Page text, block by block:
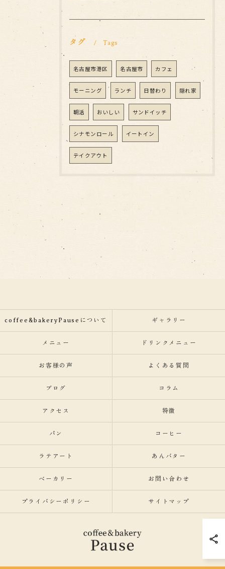
タグ Tags
名古屋市港区 名古屋市 カフェ
モーニング ランチ 日替わり 隠れ家
朝活 おいしい サンドイッチ
シナモンロール イートイン
テイクアウト
coffee&bakeryPauseについて ギャラリー
メニュー ドリンクメニュー
お客様の声 よくある質問
ブログ コラム
アクセス 特徴
パン コーヒー
ラテアート あんバター
ベーカリー お問い合わせ
プライバシーポリシー サイトマップ